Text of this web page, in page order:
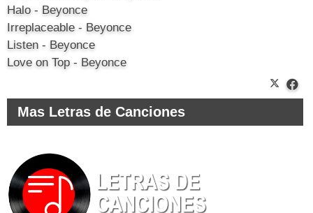
Halo - Beyonce
Irreplaceable - Beyonce
Listen - Beyonce
Love on Top - Beyonce
Mas Letras de Canciones